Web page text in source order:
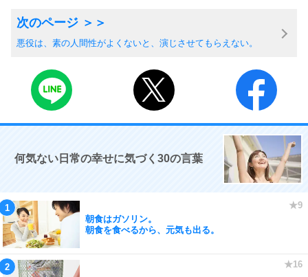
悪役は、素の人間性がよくないと、演じさせてもらえない。
何気ない日常の幸せに気づく30の言葉
朝食はガソリン。
朝食を食べるから、元気も出る。